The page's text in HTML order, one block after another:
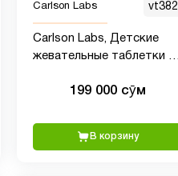
Carlson Labs vt382
Carlson Labs, Детские
жевательные таблетки с
натуральные фруктовые
(1000 МЕ), 60 шт.
199 000 сӯм
В корзину